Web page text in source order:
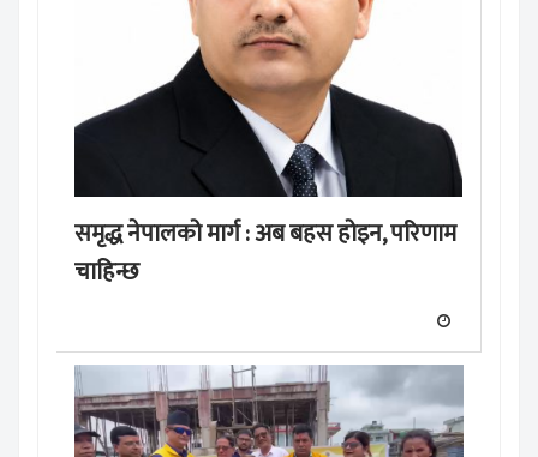
समृद्ध नेपालको मार्ग : अब बहस होइन, परिणाम
चाहिन्छ